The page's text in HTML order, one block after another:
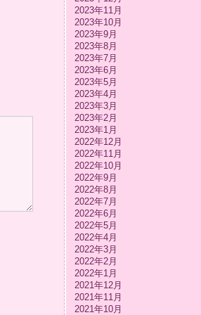
2023年11月
2023年10月
2023年9月
2023年8月
2023年7月
2023年6月
2023年5月
2023年4月
2023年3月
2023年2月
2023年1月
2022年12月
2022年11月
2022年10月
2022年9月
2022年8月
2022年7月
2022年6月
2022年5月
2022年4月
2022年3月
2022年2月
2022年1月
2021年12月
2021年11月
2021年10月